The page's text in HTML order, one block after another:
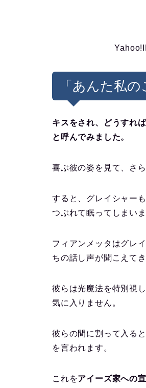
「あんた私
キスをされ、どうすれ
と呼んでみました。
喜ぶ彼の姿を見て、さ
すると、グレイシャー
つぶれて眠ってしまいま
フィアンメッタはグレ
ちの話し声が聞こえてき
彼らは光魔法を特別視
気に入りません。
彼らの間に割って入る
を言われます。
これをアイーズ家への